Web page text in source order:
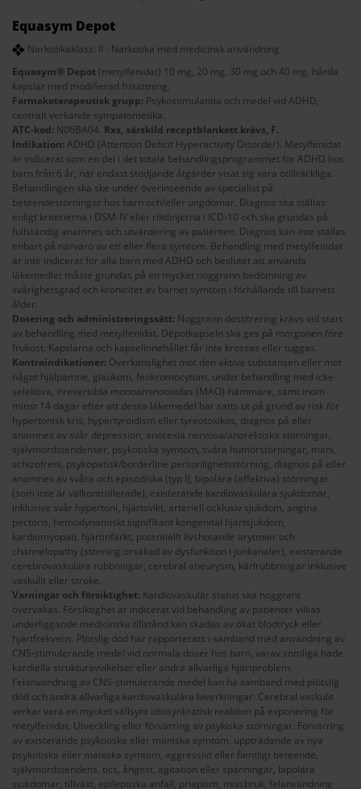
Equasym Depot
Narkotikaklass: II - Narkotika med medicinsk användning
Equasym® Depot (metylfenidat) 10 mg, 20 mg, 30 mg och 40 mg, hårda
kapslar med modifierad frisättning.
Farmakoterapeutisk grupp: Psykostimulantia och medel vid ADHD,
centralt verkande sympatometika.
ATC-kod: N06BA04. Rxs, särskild receptblankett krävs, F.
Indikation: ADHD (Attention Deficit Hyperactivity Disorder). Metylfenidat
är indicerat som en del i det totala behandlingsprogrammet för ADHD hos
barn från 6 år, när endast stödjande åtgärder visat sig vara otillräckliga.
Behandlingen ska ske under överinseende av specialist på
beteendestörningar hos barn och/eller ungdomar. Diagnos ska ställas
enligt kriterierna i DSM-IV eller riktlinjerna i ICD-10 och ska grundas på
fullständig anamnes och utvärdering av patienten. Diagnos kan inte ställas
enbart på närvaro av ett eller flera symtom. Behandling med metylfenidat
är inte indicerat för alla barn med ADHD och beslutet att använda
läkemedlet måste grundas på en mycket noggrann bedömning av
svårighetsgrad och kronicitet av barnet symtom i förhållande till barnets
ålder.
Dosering och administreringssätt: Noggrann dostitrering krävs vid start
av behandling med metylfenidat. Depotkapseln ska ges på morgonen före
frukost. Kapslarna och kapselinnehållet får inte krossas eller tuggas.
Kontraindikationer: Överkänslighet mot den aktiva substansen eller mot
något hjälpämne, glaukom, feokromocytom, under behandling med icke-
selektiva, irreversibla monoaminooxidas (MAO)-hämmare, samt inom
minst 14 dagar efter att dessa läkemedel har satts ut på grund av risk för
hypertonisk kris, hypertyroidism eller tyreotoxikos, diagnos på eller
anamnes av svår depression, anorexia nervosa/anorektiska störningar,
självmordstendenser, psykotiska symtom, svåra humörstörningar, mani,
schizofreni, psykopatisk/borderline personlighetsstörning, diagnos på eller
anamnes av svåra och episodiska (typ I), bipolära (affektiva) störningar
(som inte är välkontrollerade), existerande kardiovaskulära sjukdomar,
inklusive svår hypertoni, hjärtsvikt, arteriell ocklusiv sjukdom, angina
pectoris, hemodynamiskt signifikant kongenital hjärtsjukdom,
kardiomyopati, hjärtinfarkt, potentiellt livshotande arytmier och
channelopathy (störning orsakad av dysfunktion i jonkanaler), existerande
cerebrovaskulära rubbningar, cerebral aneurysm, kärlrubbningar inklusive
vaskulit eller stroke.
Varningar och försiktighet: Kardiovaskulär status ska noggrant
övervakas. Försiktighet är indicerat vid behandling av patienter vilkas
underliggande medicinska tillstånd kan skadas av ökat blodtryck eller
hjärtfrekvens. Plötslig död har rapporterats i samband med användning av
CNS-stimulerande medel vid normala doser hos barn, varav somliga hade
kardiella strukturavvikelser eller andra allvarliga hjärtproblem.
Felanvändning av CNS-stimulerande medel kan ha samband med plötslig
död och andra allvarliga kardiovaskulära biverkningar. Cerebral vaskulit
verkar vara en mycket sällsynt idiosynkratisk reaktion på exponering för
metylfenidat. Utveckling eller förvärring av psykiska störningar. Förvärring
av existerande psykotiska eller maniska symtom, uppträdande av nya
psykotiska eller maniska symtom, aggressivt eller fientligt beteende,
självmordstendens, tics, ångest, agitation eller spänningar, bipolära
sjukdomar, tillväxt, epileptiska anfall, priapism, missbruk, felanvändning